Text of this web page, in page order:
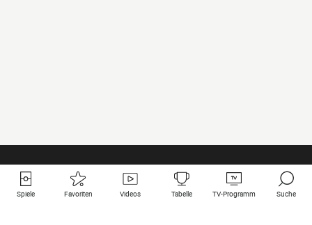
Spiele Favoriten Videos Tabelle TV-Programm Suche